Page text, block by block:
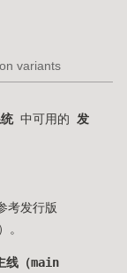
variants
中可用的 发
发行版
线（main